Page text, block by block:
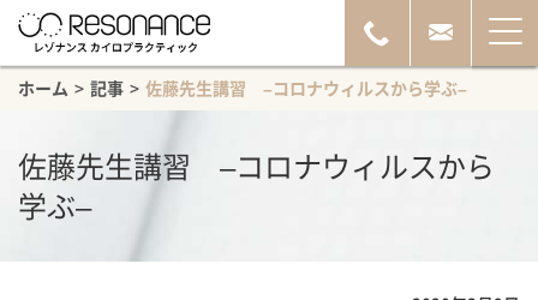
ホーム > 記事 > 佐藤先生講習 –コロナウィルスから学ぶ–
佐藤先生講習 –コロナウィルスから
学ぶ–